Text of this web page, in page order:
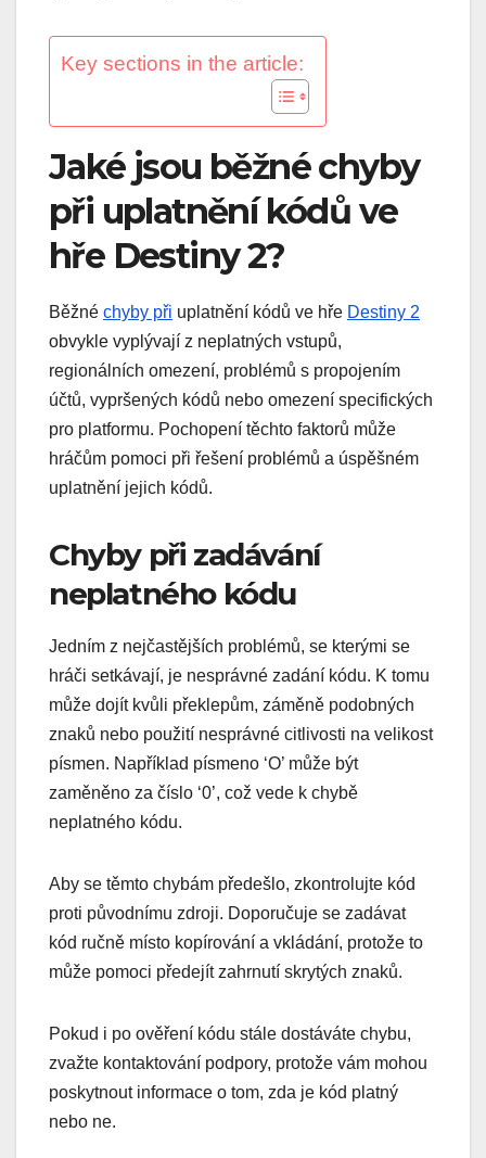
Key sections in the article:
Jaké jsou běžné chyby
při uplatnění kódů ve
hře Destiny 2?
Běžné chyby při uplatnění kódů ve hře Destiny 2
obvykle vyplývají z neplatných vstupů,
regionálních omezení, problémů s propojením
účtů, vypršených kódů nebo omezení specifických
pro platformu. Pochopení těchto faktorů může
hráčům pomoci při řešení problémů a úspěšném
uplatnění jejich kódů.
Chyby při zadávání
neplatného kódu
Jedním z nejčastějších problémů, se kterými se
hráči setkávají, je nesprávné zadání kódu. K tomu
může dojít kvůli překlepům, záměně podobných
znaků nebo použití nesprávné citlivosti na velikost
písmen. Například písmeno ‘O’ může být
zaměněno za číslo ‘0’, což vede k chybě
neplatného kódu.
Aby se těmto chybám předešlo, zkontrolujte kód
proti původnímu zdroji. Doporučuje se zadávat
kód ručně místo kopírování a vkládání, protože to
může pomoci předejít zahrnutí skrytých znaků.
Pokud i po ověření kódu stále dostáváte chybu,
zvažte kontaktování podpory, protože vám mohou
poskytnout informace o tom, zda je kód platný
nebo ne.